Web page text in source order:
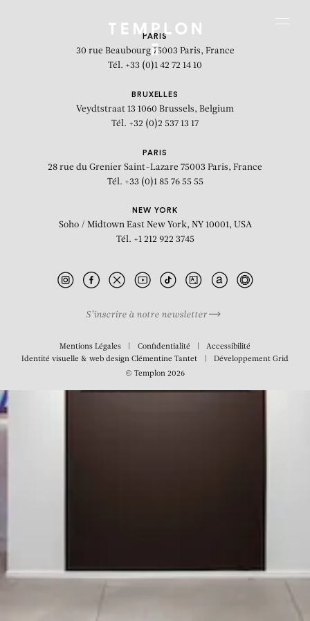
PARIS
30 rue Beaubourg 75003 Paris, France
Tél. +33 (0)1 42 72 14 10
BRUXELLES
Veydtstraat 13 1060 Brussels, Belgium
Tél. +32 (0)2 537 13 17
PARIS
28 rue du Grenier Saint-Lazare 75003 Paris, France
Tél. +33 (0)1 85 76 55 55
NEW YORK
Soho / Midtown East New York, NY 10001, USA
Tél. +1 212 922 3745
S’inscrire à notre newsletter
Mentions Légales Confidentialité
Accessibilité
Identité visuelle & web designClémentine Tantet Développement Grid
© Templon 2026